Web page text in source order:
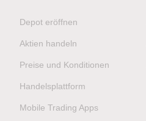
Depot eröffnen
Aktien handeln
Preise und Konditionen
Handelsplattform
Mobile Trading Apps